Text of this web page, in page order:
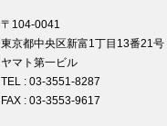
〒104-0041
東京都中央区新富1丁目13番21号
ヤマト第一ビル
TEL : 03-3551-8287
FAX : 03-3553-9617